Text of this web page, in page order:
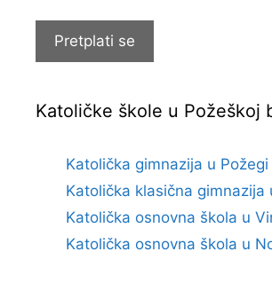
Pretplati se
Katoličke škole u Požeškoj
Katolička gimnazija u Požegi
Katolička klasična gimnazija
Katolička osnovna škola u
Katolička osnovna škola u